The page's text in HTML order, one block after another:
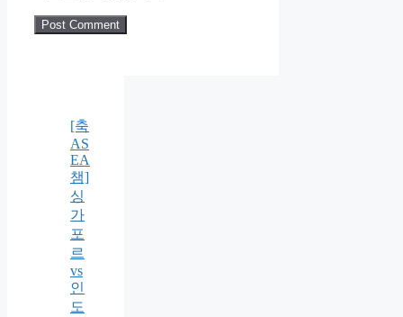
[축
AS
EA
챔]
싱
가
포
르
vs
인
도